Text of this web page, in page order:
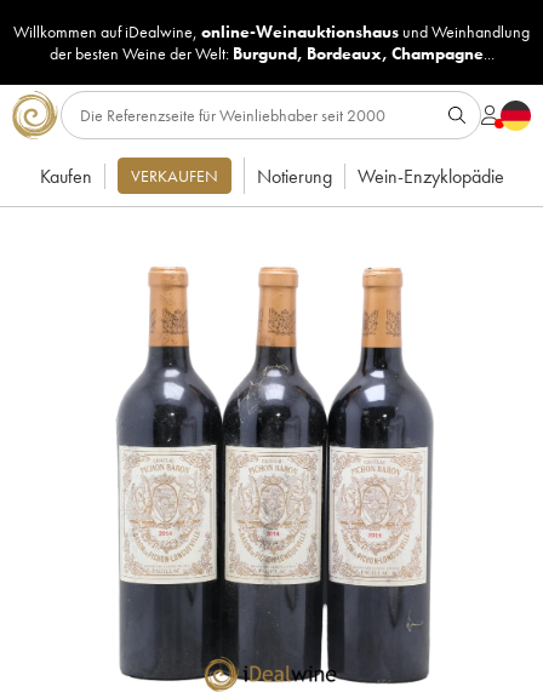
Willkommen auf iDealwine, online-Weinauktionshaus undWeinhandlung
der besten Weine der Welt: Burgund, Bordeaux, Champagne...
Kaufen VERKAUFEN Notierung Wein-Enzyklopädie